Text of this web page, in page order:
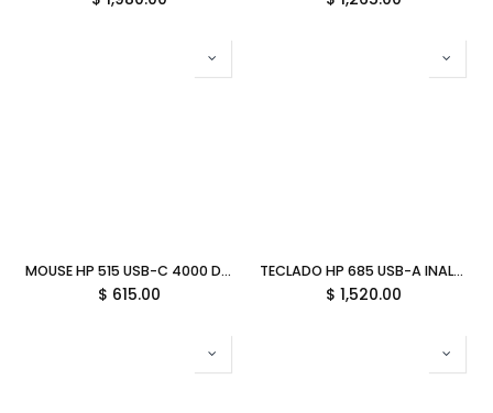
MOUSE HP 515 USB-C 4000 DPI INALAMBRICO RECARGABLE NEGRO 9C2F7AA GARANTIA CON FABRICANTE
$ 615.00
TECLADO HP 685 USB-A INALAMBRICO ERGONOMICO 8T6L9UT GARANTIA CON FABRICANTE
$ 1,520.00